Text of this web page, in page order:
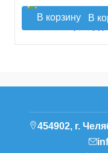
В
454902, г.